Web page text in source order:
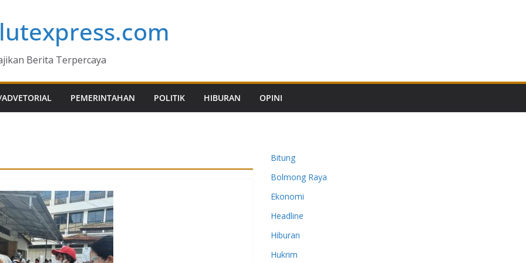
Berita Terpercaya
PEMERINTAHAN POLITIK HIBURAN OPINI
Bitung
Bolmong Raya
Ekonomi
Headline
Hiburan
Hukrim